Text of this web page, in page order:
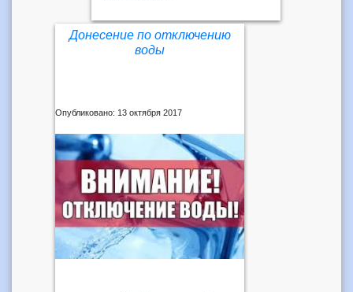
Донесение по отключению
воды
Опубликовано: 13 октября 2017